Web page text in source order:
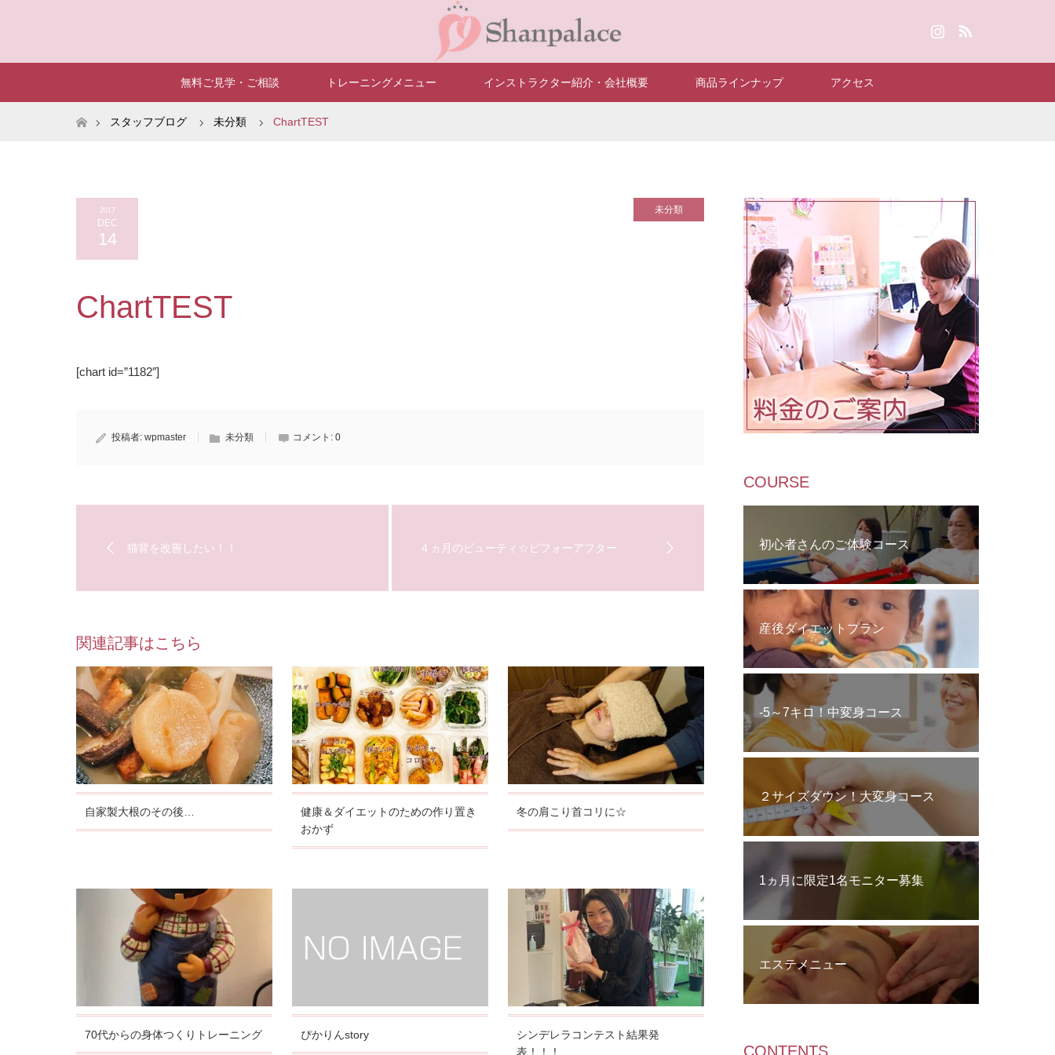
無料ご見学・ご相談 トレーニングメニュー インストラクター紹介・会社概要 商品ラインナップ アクセス
ホームスタッフブログ 未分類 ChartTEST
2017
DEC
14
未分類
ChartTEST
[chart id=”1182″]
投稿者: wpmaster 未分類 コメント: 0
猫背を改善したい！！ ４ヵ月のビューティ☆ビフォーアフター
関連記事はこちら
自家製大根のその後…
健康＆ダイエットのための作り置き
おかず
冬の肩こり首コリに☆
70代からの身体つくりトレーニング ぴかりんstory
シンデレラコンテスト結果発
表！！！
COURSE
初心者さんのご体験コース
産後ダイエットプラン
‐5～7キロ！中変身コース
２サイズダウン！大変身コース
1ヵ月に限定1名モニター募集
エステメニュー
CONTENTS